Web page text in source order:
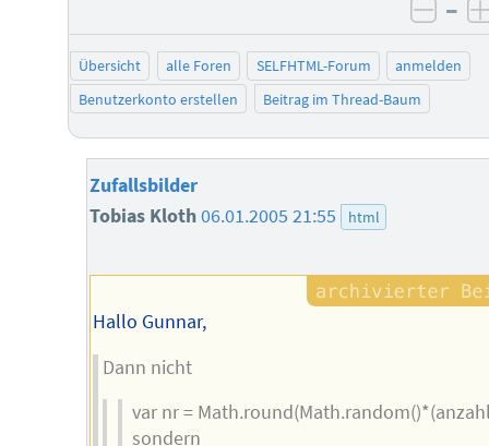
–
Übersicht alle Foren SELFHTML-Forum
anmelden
Benutzerkonto erstellen
Beitrag im Thread-Baum
Zufallsbilder
Tobias Kloth06.01.2005 21:55 html
Hallo Gunnar,
Dann nicht
var nr =
sondern